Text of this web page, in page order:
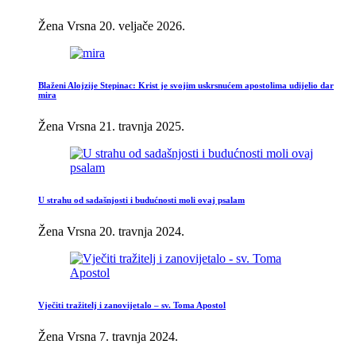
Žena Vrsna 20. veljače 2026.
Blaženi Alojzije Stepinac: Krist je svojim uskrsnućem apostolima udijelio dar
mira
Žena Vrsna 21. travnja 2025.
U strahu od sadašnjosti i budućnosti moli ovaj psalam
Žena Vrsna 20. travnja 2024.
Vječiti tražitelj i zanovijetalo – sv. Toma Apostol
Žena Vrsna 7. travnja 2024.